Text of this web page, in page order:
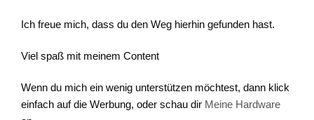
Ich freue mich, dass du den Weg hierhin gefunden hast.
Viel spaß mit meinem Content
Wenn du mich ein wenig unterstützen möchtest, dann klick
einfach auf die Werbung, oder schau dir Meine Hardware